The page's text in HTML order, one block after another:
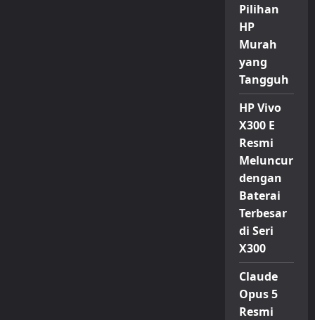
Pilihan
HP
Murah
yang
Tangguh
HP Vivo
X300 E
Resmi
Meluncur
dengan
Baterai
Terbesar
di Seri
X300
Claude
Opus 5
Resmi